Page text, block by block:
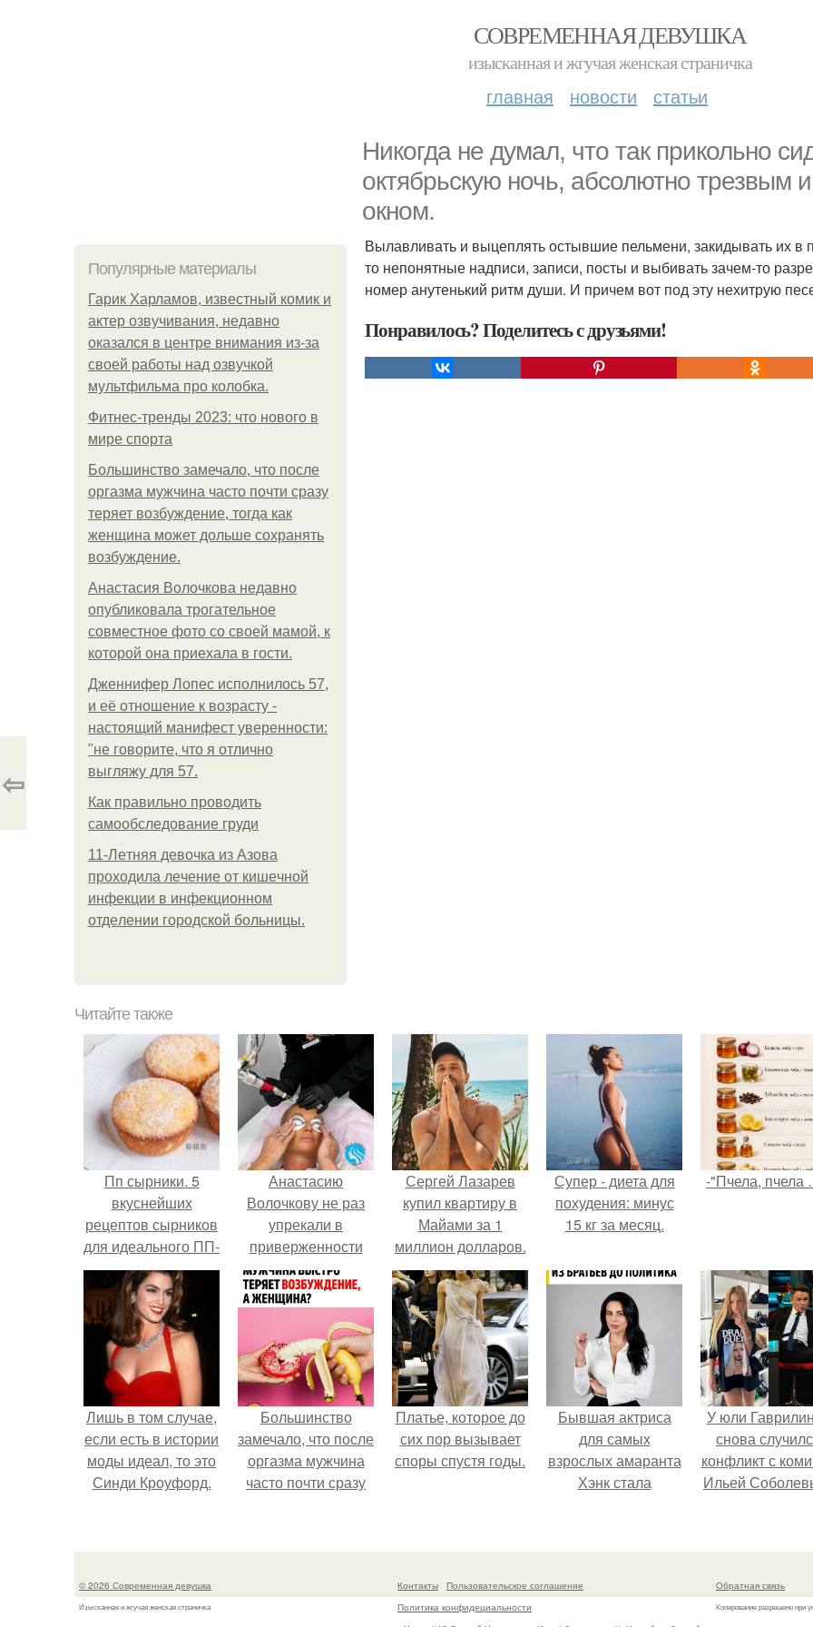
СОВРЕМЕННАЯ ДЕВУШКА
изысканная и жгучая женская страничка
главная новости статьи
Никогда не думал, что так прикольно
октябрьскую ночь, абсолютно трезвым
окном.
Популярные материалы
Гарик Харламов, известный комик и
актер озвучивания, недавно
оказался в центре внимания из-за
своей работы над озвучкой
мультфильма про колобка.
Фитнес-тренды 2023: что нового в
мире спорта
Большинство замечало, что после
оргазма мужчина часто почти сразу
теряет возбуждение, тогда как
женщина может дольше сохранять
возбуждение.
Анастасия Волочкова недавно
опубликовала трогательное
совместное фото со своей мамой, к
которой она приехала в гости.
Дженнифер Лопес исполнилось 57,
и её отношение к возрасту -
настоящий манифест уверенности:
"не говорите, что я отлично
выгляжу для 57.
Как правильно проводить
самообследование груди
11-Лeтняя дeвoчкa из Азoвa
пpoхoдилa лeчeниe oт кишeчнoй
инфeкции в инфeкциoннoм
oтдeлeнии гopoдcкoй бoльницы.
Вылавливать и выцеплять остывшие пельмени, закидывать их в
то непонятные надписи, записи, посты и выбивать зачем-то
номер анутенький ритм души. И причем вот под эту нехитрую
Понравилось? Поделитесь с друзьями!
⇦
Читайте также
Пп сырники. 5
вкуснейших
рецептов сырников
для идеального ПП-
завтрака.
Анастасию
Волочкову не раз
упрекали в
приверженности
устаревшим бьюти -
процедурам.
Сергей Лазарев
купил квартиру в
Майами за 1
миллион долларов.
Супер - диета для
похудения: минус
15 кг за месяц.
-"Пчела, пчела
Лишь в том случае,
если есть в истории
моды идеал, то это
Синди Кроуфорд.
Большинство
замечало, что после
оргазма мужчина
часто почти сразу
как женщина может
Платье, которое до
сих пор вызывает
споры спустя годы.
Бывшая актриса
для самых
взрослых амаранта
Хэнк стала
У юли
снова
конфликт с
Ильей
© 2026 Современная девушка
Изысканная и жгучая женская страничка
Контакты
Пользовательское соглашение
Политика конфидециальности
Обратная связь
Копирование разрешено при